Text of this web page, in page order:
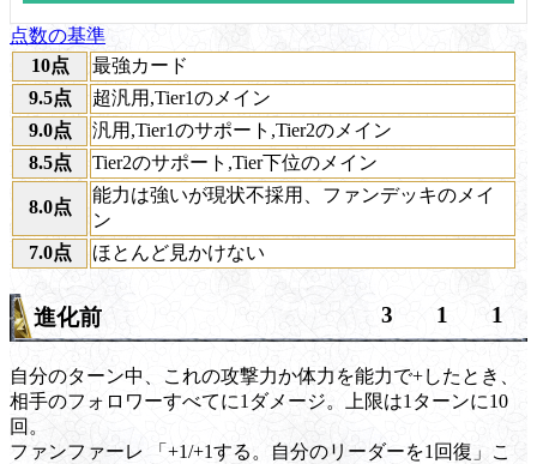
点数の基準
10点
最強カード
9.5点
超汎用,Tier1のメイン
9.0点
汎用,Tier1のサポート,Tier2のメイン
8.5点
Tier2のサポート,Tier下位のメイン
8.0点
能力は強いが現状不採用、ファンデッキのメイ
ン
7.0点
ほとんど見かけない
進化前 3 1 1
自分のターン中、これの攻撃力か体力を能力で+したとき、
相手のフォロワーすべてに1ダメージ。上限は1ターンに10
回。
ファンファーレ
「+1/+1する。自分のリーダーを1回復」こ